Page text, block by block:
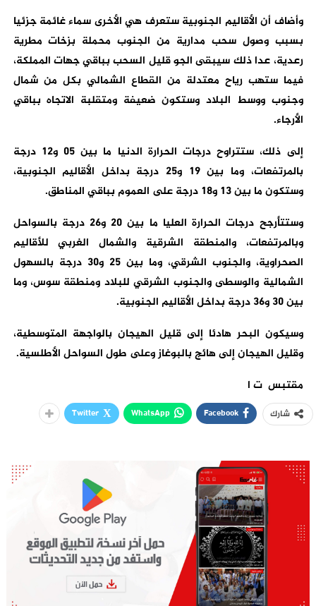
وأضاف أن الأقاليم الجنوبية ستعرف هي الأخرى سماء غائمة جزئيا
بسبب وصول سحب مدارية من الجنوب محملة بزخات مطرية
رعدية، عدا ذلك سيبقى الجو قليل السحب بباقي جهات المملكة،
فيما ستهب رياح معتدلة من القطاع الشمالي بكل من شمال
وجنوب ووسط البلاد وستكون ضعيفة ومتقلبة الاتجاه بباقي
الأرجاء.
إلى ذلك، ستتراوح درجات الحرارة الدنيا ما بين 05 و12 درجة
بالمرتفعات، وما بين 19 و25 درجة بداخل الأقاليم الجنوبية،
وستكون ما بين 13 و18 درجة على العموم بباقي المناطق.
وستتأرجح درجات الحرارة العليا ما بين 20 و26 درجة بالسواحل
وبالمرتفعات، والمنطقة الشرقية والشمال الغربي للأقاليم
الصحراوية، والجنوب الشرقي، وما بين 25 و30 درجة بالسهول
الشمالية والوسطى والجنوب الشرقي للبلاد ومنطقة سوس، وما
بين 30 و36 درجة بداخل الأقاليم الجنوبية.
وسيكون البحر هادئا إلى قليل الهيجان بالواجهة المتوسطية،
وقليل الهيجان إلى هائج بالبوغاز وعلى طول السواحل الأطلسية.
مقتبس ت ا
شارك Facebook
WhatsApp
Twitter